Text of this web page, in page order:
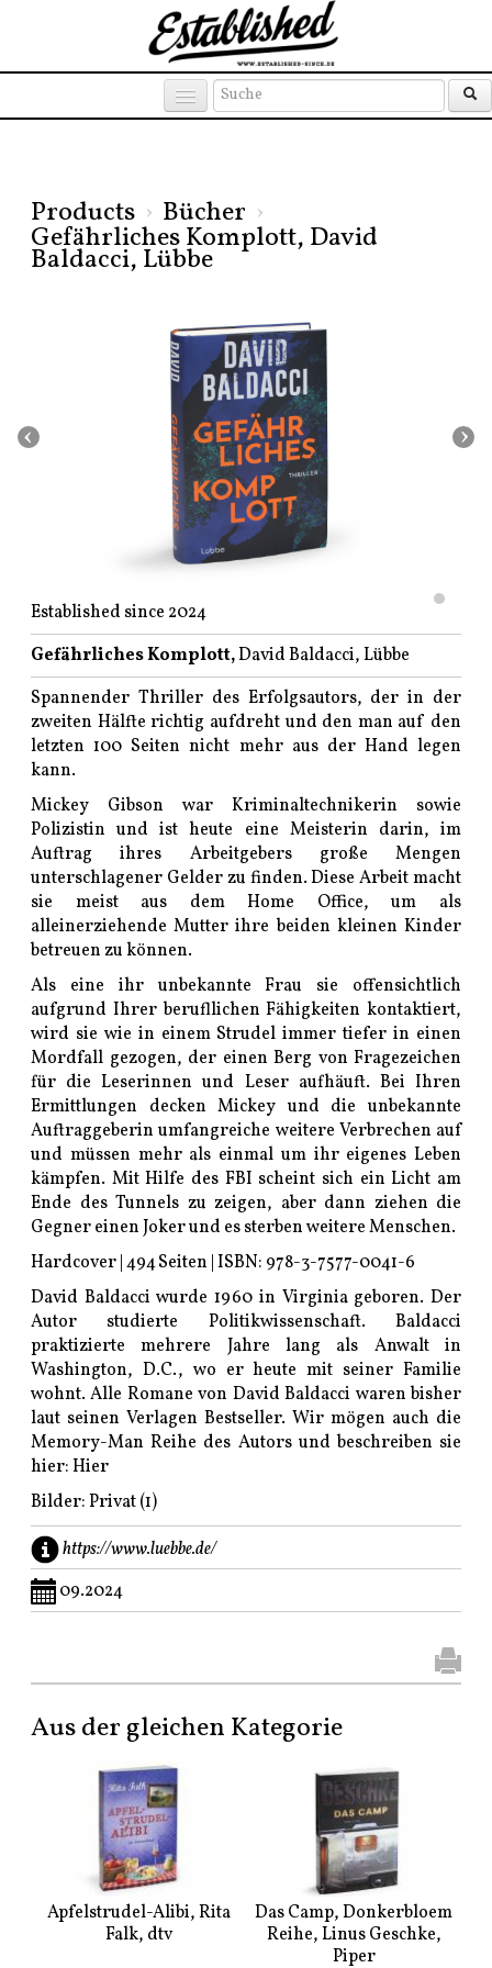
Products › Bücher ›
Gefährliches Komplott, David
Baldacci, Lübbe
‹ ›
Established since 2024
Gefährliches Komplott,David Baldacci, Lübbe
Spannender Thriller des Erfolgsautors, der in der
zweiten Hälfte richtig aufdreht und den man auf den
letzten 100 Seiten nicht mehr aus der Hand legen
kann.
Mickey Gibson war Kriminaltechnikerin sowie
Polizistin und ist heute eine Meisterin darin, im
Auftrag ihres Arbeitgebers große Mengen
unterschlagener Gelder zu finden. Diese Arbeit macht
sie meist aus dem Home Office, um als
alleinerziehende Mutter ihre beiden kleinen Kinder
betreuen zu können.
Als eine ihr unbekannte Frau sie offensichtlich
aufgrund Ihrer berufllichen Fähigkeiten kontaktiert,
wird sie wie in einem Strudel immer tiefer in einen
Mordfall gezogen, der einen Berg von Fragezeichen
für die Leserinnen und Leser aufhäuft. Bei Ihren
Ermittlungen decken Mickey und die unbekannte
Auftraggeberin umfangreiche weitere Verbrechen auf
und müssen mehr als einmal um ihr eigenes Leben
kämpfen. Mit Hilfe des FBI scheint sich ein Licht am
Ende des Tunnels zu zeigen, aber dann ziehen die
Gegner einen Joker und es sterben weitere Menschen.
Hardcover | 494 Seiten | ISBN: 978-3-7577-0041-6
David Baldacci wurde 1960 in Virginia geboren. Der
Autor studierte Politikwissenschaft. Baldacci
praktizierte mehrere Jahre lang als Anwalt in
Washington, D.C., wo er heute mit seiner Familie
wohnt. Alle Romane von David Baldacci waren bisher
laut seinen Verlagen Bestseller. Wir mögen auch die
Memory-Man Reihe des Autors und beschreiben sie
hier:Hier
Bilder: Privat (1)
https://www.luebbe.de/
09.2024
Aus der gleichen Kategorie
Apfelstrudel-Alibi, Rita
Falk, dtv
Das Camp, Donkerbloem
Reihe, Linus Geschke,
Piper